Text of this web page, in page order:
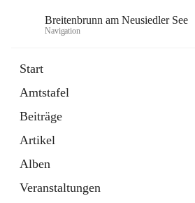
Breitenbrunn am Neusiedler See
Navigation
Start
Amtstafel
Beiträge
Artikel
Alben
Veranstaltungen
18 Schnellzugriffe
Gemeindeservice